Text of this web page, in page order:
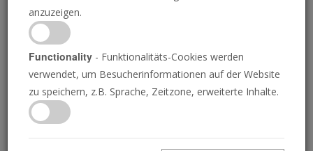
NATO, „Hüten Sie sich
vor dem Europa, das Sie
sich wünschen“, Japans
Remilitarisierung.
anzuzeigen.
Functionality - Funktionalitäts-Cookies werden
verwendet, um Besucherinformationen auf der Website
zu speichern, z.B. Sprache, Zeitzone, erweiterte Inhalte.